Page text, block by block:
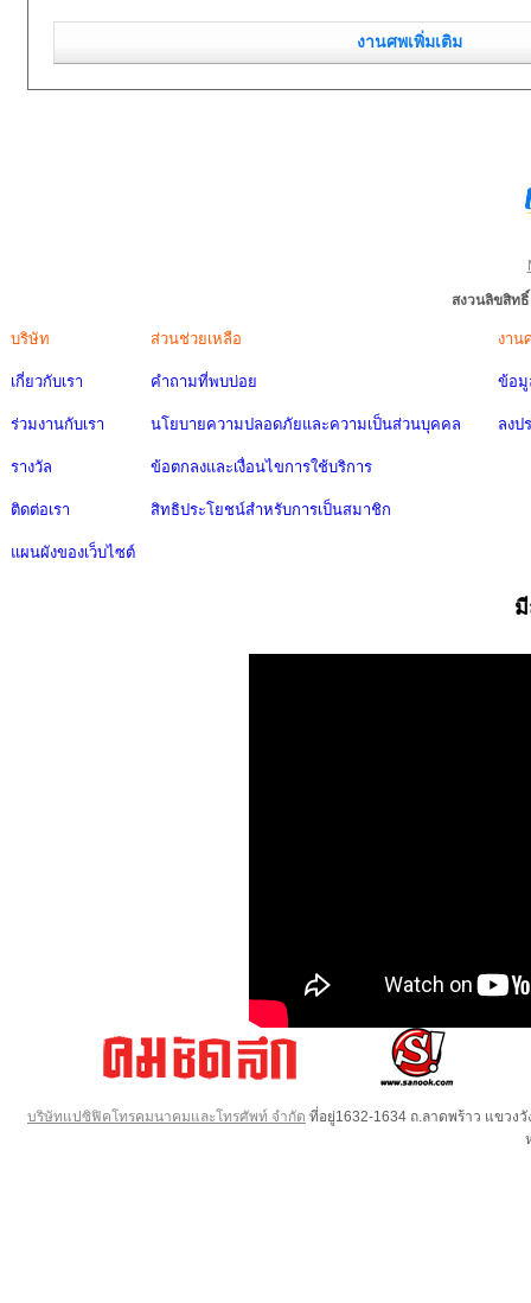
งานศพเพิ่มเติม
สงวนลิขสิท
บริษัท
เกี่ยวกับเรา
ร่วมงานกับเรา
รางวัล
ติดต่อเรา
แผนผังของเว็บไซต์
ส่วนช่วยเหลือ
คำถามที่พบบ่อย
นโยบายความปลอดภัยและความเป็นส่วนบุคคล
ข้อตกลงและเงื่อนไขการใช้บริการ
สิทธิประโยชน์สำหรับการเป็นสมาชิก
งาน
ข้อมู
ลงป
บริษัทแปซิฟิคโทรคมนาคมและโทรศัพท์ จำกัด ที่อยู่1632-1634 ถ.ลาดพร้าว แขวง